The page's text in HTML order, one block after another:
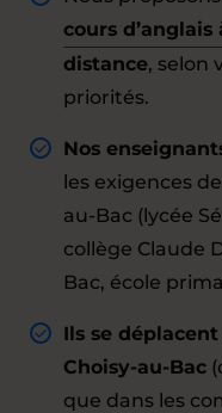
cours
distance, selon
priorités.
Nos
les exigences
au-Bac (lycée
collège Claude
Bac, école
Ils se
Choisy-au-Bac
que dans les